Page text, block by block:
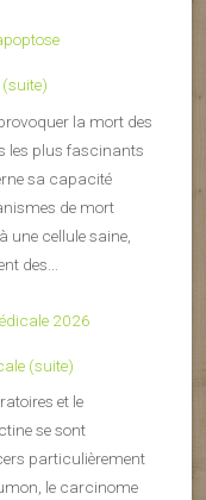
la mort des
les plus fascinants
sa capacité
de mort
une cellule saine,
des...
(suite)
et le
se sont
particulièrement
le carcinome